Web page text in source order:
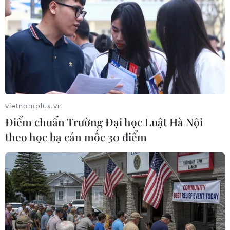
Trẻ em khuyết tật ngày càng được pháp luật bảo
vệ; được sống; được chăm sóc; được tạo điều
kiện để sớm phát hiện và chữa bệnh, phục hồi
chức năng; được ưu tiên hưởng các chính sách
phúc lợi, học tập; được giúp đỡ học văn hoá, học
nghề giải quyết việc làm và tham gia các hoạt
động xã hội...
Cần triển khai có hiệu quả các chính sách hỗ
trợ
Bên cạnh những hiệu quả thiết thực mang lại,
công tác thực hiện chính sách với trẻ em khuyết
tật ở nước ta vẫn còn tồn tại nhiều hạn chế, bất
cập như một số chính sách chưa phù hợp với
điều kiện kinh tế của nước ta; tiến độ thực hiện
vietnamplus.vn
Điểm chuẩn Trường Đại học Luật Hà Nội
theo học bạ cán mốc 30 điểm